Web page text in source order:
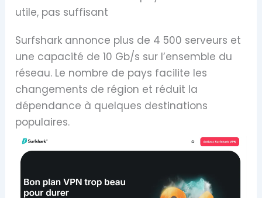
utile, pas suffisant
Surfshark annonce plus de 4 500 serveurs et
une capacité de 10 Gb/s sur l’ensemble du
réseau. Le nombre de pays facilite les
changements de région et réduit la
dépendance à quelques destinations
populaires.